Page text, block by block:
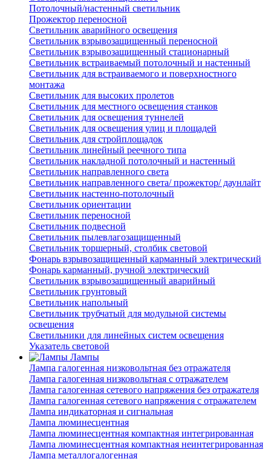
Потолочный/настенный светильник
Прожектор переносной
Светильник аварийного освещения
Светильник взрывозащищенный переносной
Светильник взрывозащищенный стационарный
Светильник встраиваемый потолочный и настенный
Светильник для встраиваемого и поверхностного
монтажа
Светильник для высоких пролетов
Светильник для местного освещения станков
Светильник для освещения туннелей
Светильник для освещения улиц и площадей
Светильник для стройплощадок
Светильник линейный реечного типа
Светильник накладной потолочный и настенный
Светильник направленного света
Светильник направленного света/ прожектор/ даунлайт
Светильник настенно-потолочный
Светильник ориентации
Светильник переносной
Светильник подвесной
Светильник пылевлагозащищенный
Светильник торшерный, столбик световой
Фонарь взрывозащищенный карманный электрический
Фонарь карманный, ручной электрический
Светильник взрывозащищенный аварийный
Светильник грунтовый
Светильник напольный
Светильник трубчатый для модульной системы
освещения
Светильники для линейных систем освещения
Указатель световой
Лампы
Лампа галогенная низковольтная без отражателя
Лампа галогенная низковольтная с отражателем
Лампа галогенная сетевого напряжения без отражателя
Лампа галогенная сетевого напряжения с отражателем
Лампа индикаторная и сигнальная
Лампа люминесцентная
Лампа люминесцентная компактная интегрированная
Лампа люминесцентная компактная неинтегрированная
Лампа металлогалогенная